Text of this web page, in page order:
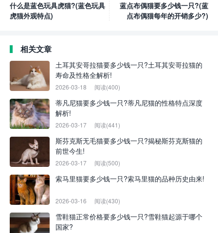
什么是蓝色玩具虎猫?(蓝色玩具
虎猫外观特点)
蓝点布偶猫要多少钱一只?(蓝
点布偶猫每年的开销多少?)
相关文章
土耳其安哥拉猫要多少钱一只?土耳其安哥拉猫的
寿命及性格全解析!
2026-03-18 阅读(400)
蒂凡尼猫要多少钱一只?蒂凡尼猫的性格特点深度
解析!
2026-03-17 阅读(441)
斯芬克斯无毛猫要多少钱一只?揭秘斯芬克斯猫的
前世今生!
2026-03-17 阅读(500)
索马里猫要多少钱一只?索马里猫的品种历史由来!
2026-03-16 阅读(430)
雪鞋猫正常价格要多少钱一只?雪鞋猫起源于哪个
国家?